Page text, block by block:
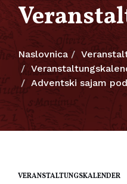
Naslovnica
Adventski sajam
VERANSTALTUNGSKALENDER